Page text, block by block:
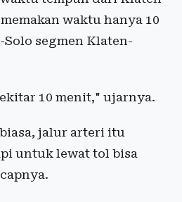
waktu hanya 10
segmen Klaten-
10 menit," ujarnya.
jalur arteri itu
untuk lewat tol bisa